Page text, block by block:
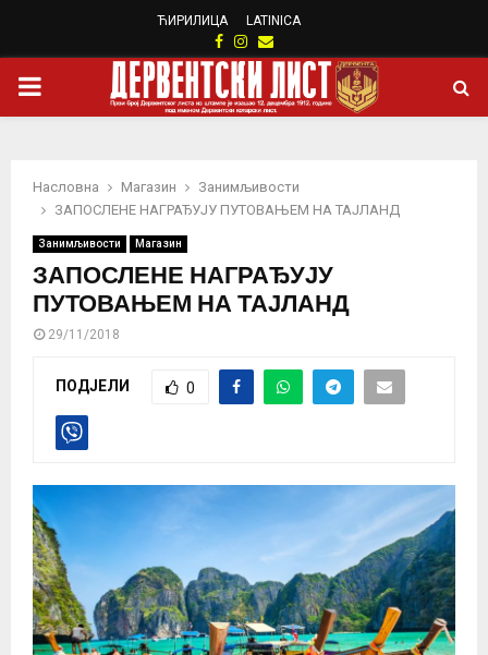
ЋИРИЛИЦА LATINICA
Facebook
Instagram
Email
PRIMARY
Насловна Магазин
Занимљивости
ЗАПОСЛЕНЕ НАГРАЂУЈУ ПУТОВАЊЕМ НА ТАЈЛАНД
Занимљивости Магазин
ЗАПОСЛЕНЕ НАГРАЂУЈУ
ПУТОВАЊЕМ НА ТАЈЛАНД
29/11/2018
ПОДЈЕЛИ 0